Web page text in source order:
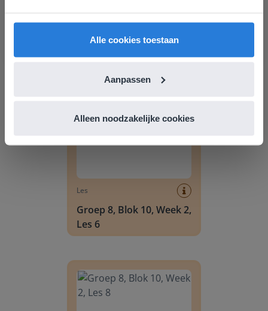
Alle cookies toestaan
Aanpassen
Alleen noodzakelijke cookies
Les
Les 11
Groep 8, Blok 10, Week 2, Les 6
Les
Groep 8, Blok 10, Week 2,
Les 6
English
Nederland